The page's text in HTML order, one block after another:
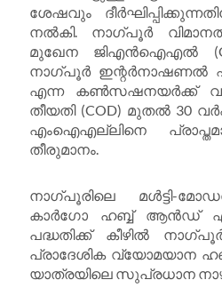
ശേഷവും
നൽകി. നാഗ്പൂർ
മുഖേന ജിഎൻഐഎൽ
നാഗ്പൂർ ഇന്റർനാഷണൽ
എന്ന കൺസഷനയർക്ക്
തീയതി (COD) മുതൽ 30
എംഐഎല്ലിനെ
തീരുമാനം.
നാഗ്പൂരിലെ മൾട്ടി-
കാർഗോ ഹബ്ബ് ആൻഡ്
പദ്ധതിക്ക് കീഴിൽ
പ്രാദേശിക വ്യോമയാന
യാത്രയിലെ സുപ്രധാന